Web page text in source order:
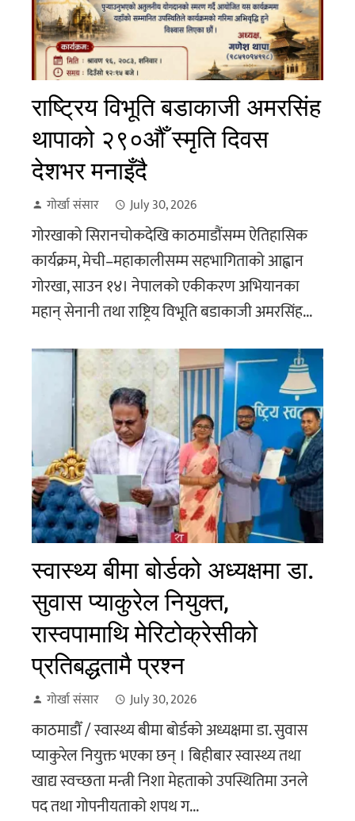
राष्ट्रिय विभूति बडाकाजी अमरसिंह
थापाको २९०औँ स्मृति दिवस
देशभर मनाइँदै
गोर्खा संसार July 30, 2026
गोरखाको सिरानचोकदेखि काठमाडौंसम्म ऐतिहासिक
कार्यक्रम, मेची–महाकालीसम्म सहभागिताको आह्वान
गोरखा, साउन १४। नेपालको एकीकरण अभियानका
महान् सेनानी तथा राष्ट्रिय विभूति बडाकाजी अमरसिंह...
स्वास्थ्य बीमा बोर्डको अध्यक्षमा डा.
सुवास प्याकुरेल नियुक्त,
रास्वपामाथि मेरिटोक्रेसीको
प्रतिबद्धतामै प्रश्न
गोर्खा संसार July 30, 2026
काठमाडौँ / स्वास्थ्य बीमा बोर्डको अध्यक्षमा डा. सुवास
प्याकुरेल नियुक्त भएका छन् । बिहीबार स्वास्थ्य तथा
खाद्य स्वच्छता मन्त्री निशा मेहताको उपस्थितिमा उनले
पद तथा गोपनीयताको शपथ ग...